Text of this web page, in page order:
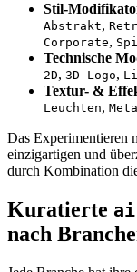
Stil-
Abstrakt,
Corporate,
Technische
2D, 3D-Logo,
Textur- &
Leuchten,
Das Experimentieren
einzigartigen und
durch Kombination
Kuratierte
nach